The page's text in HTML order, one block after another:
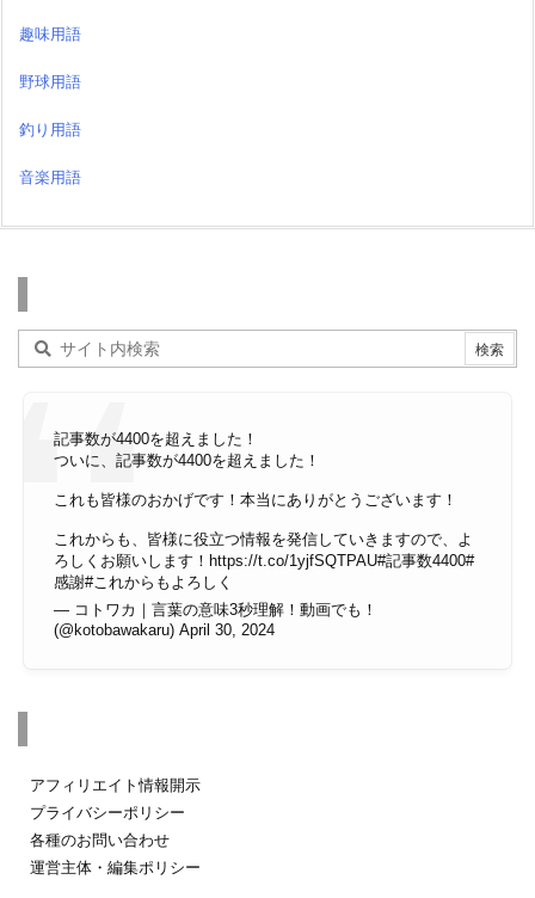
趣味用語
野球用語
釣り用語
音楽用語
記事数が4400を超えました！
ついに、記事数が4400を超えました！
これも皆様のおかげです！本当にありがとうございます！
これからも、皆様に役立つ情報を発信していきますので、よ
ろしくお願いします！ https://t.co/1yjfSQTPAU#記事数4400#
感謝#これからもよろしく
— コトワカ｜言葉の意味3秒理解！動画でも！
(@kotobawakaru) April 30, 2024
アフィリエイト情報開示
プライバシーポリシー
各種のお問い合わせ
運営主体・編集ポリシー